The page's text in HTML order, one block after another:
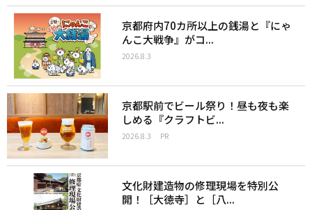
京都府内70カ所以上の銭湯と『にゃ
んこ大戦争』がコ...
2026.8.3
京都駅前でビール祭り！昼も夜も楽
しめる『クラフトビ...
2026.8.3 PR
文化財建造物の修理現場を特別公
開！［大徳寺］と［八...